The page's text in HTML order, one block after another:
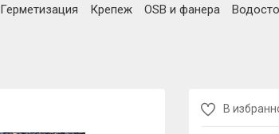
Герметизация Крепеж OSB и фанера
В